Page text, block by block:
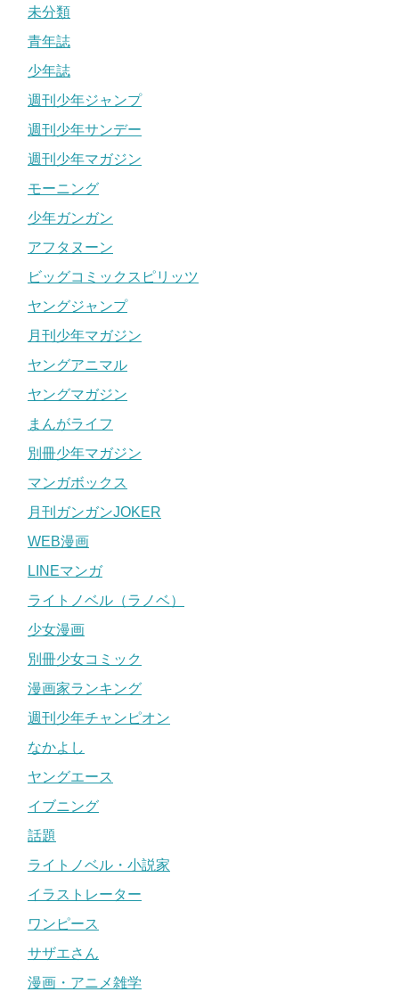
ここに実現！ 魂揺さぶる“プリズン・サバイヴ・アクシ
ョン”単行本１・２巻同時発売!!（内容）２０XX年、人類
の中から突如出現した特殊な能力者たち… ある者は肉
らのことを“アルタード（変異体）”と呼称した…!! 12年
後、とある都市の廃墟と化した港の一角に、40人の人間
が集められていた。彼らは皆…“囚人”！ 移送される先
は、“アイランドD”なる謎の孤島刑務所！ 人類の存亡を
賭けた“プリズン・サバイヴ・アクション”、ここに堂々
七月鏡一先生にはほかにも様々な人気作の連載経験があり
ます。
気になった方はぜひ調べてみてください。
関連記事 佐藤さつき(妖怪ギガ作者)の性別は女性？顔や年齢も調査！
関連記事
七月鏡一先生の相方、杉山鉄兵とは！？
今回は七月鏡一先生の話題ばかりではなく、『探偵ゼノと
杉山鉄兵先生の詳細なプロフィールは今のところ判明して
連載作も今までになく、読み切りも月刊スピリットにて掲
載された『明るい家族計画』というマンガのみ確認されて
その『明るい家族計画』というマンガの内容もよく分かっ
ておらず、情けない話、『探偵ゼノと７つの殺人密室』
認すら取れていません…..
こと。
未分類
青年誌
少年誌
週刊少年ジャンプ
週刊少年サンデー
週刊少年マガジン
モーニング
少年ガンガン
アフタヌーン
ビッグコミックスピリッツ
ヤングジャンプ
月刊少年マガジン
ヤングアニマル
ヤングマガジン
まんがライフ
別冊少年マガジン
マンガボックス
月刊ガンガンJOKER
WEB漫画
LINEマンガ
ライトノベル（ラノベ）
少女漫画
別冊少女コミック
漫画家ランキング
週刊少年チャンピオン
なかよし
ヤングエース
イブニング
話題
ライトノベル・小説家
イラストレーター
ワンピース
サザエさん
漫画・アニメ雑学